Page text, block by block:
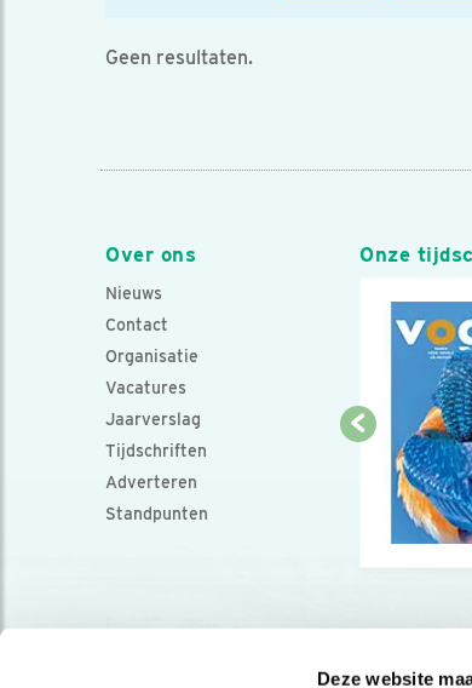
Deze website
Geen resultaten.
Over ons
Nieuws
Contact
Organisatie
Vacatures
Jaarverslag
Tijdschriften
Adverteren
Standpunten
Onze